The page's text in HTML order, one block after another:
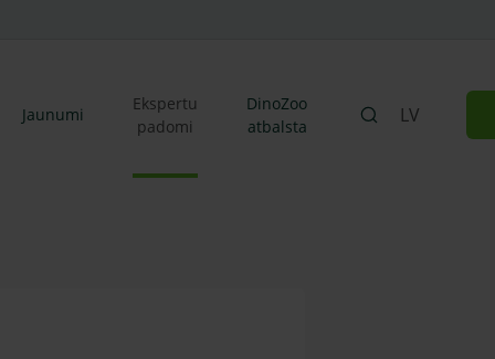
Jaunumi
Ekspertu
padomi
DinoZoo
atbalsta
LV